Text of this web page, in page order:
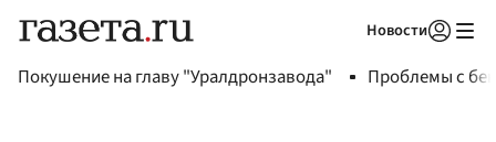
Новости
Покушение на главу "Уралдронзавода" Проблемы с